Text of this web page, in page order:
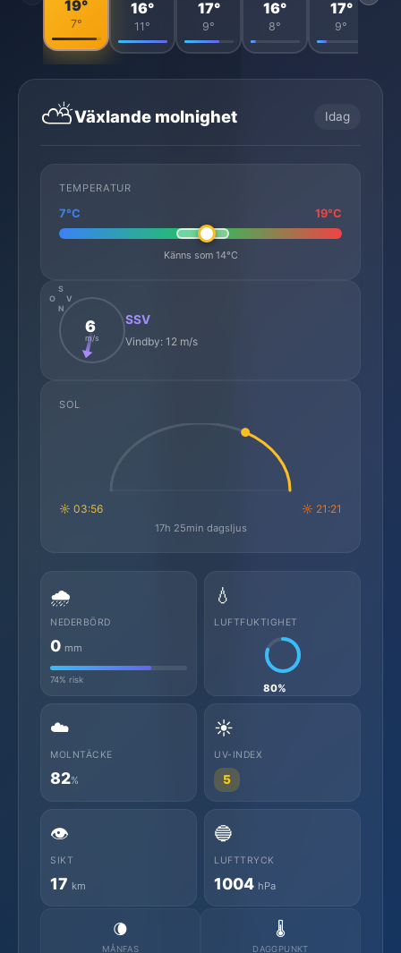
19°
7°
16°
11°
17°
9°
16°
8°
17°
9°
⛅Växlande molnighet Idag
TEMPERATUR
7°C 19°C
Känns som 14°C
N
S
O
V
6
m/s
SSV
Vindby: 12 m/s
SOL
☼ 03:56 ☼ 21:21
17h 25min dagsljus
🌧️
NEDERBÖRD
0 mm
74% risk
💧
LUFTFUKTIGHET
80%
☁️
MOLNTÄCKE
82%
☀️
UV-INDEX
5
👁️
SIKT
17 km
🔵
LUFTTRYCK
1004 hPa
🌘
MÅNFAS
🌡️
DAGGPUNKT